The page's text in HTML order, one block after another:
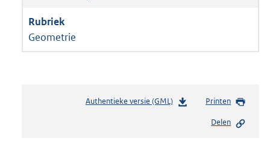
Geometrie
Authentieke versie (GML)b
Printen
Delen